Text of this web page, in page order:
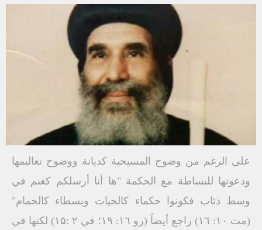
على الرغم من وضوح المسيحية كديانة ووضوح تعاليمها
ودعوتها للبساطة مع الحكمة "ها أنا أرسلكم كغنم في
وسط ذئاب فكونوا حكماء كالحيات وبسطاء كالحمام"
(مت ۱۰: ١٦) راجع أيضاً (رو ١٦: ١٩؛ في ۲ :۱۵) لكنها في